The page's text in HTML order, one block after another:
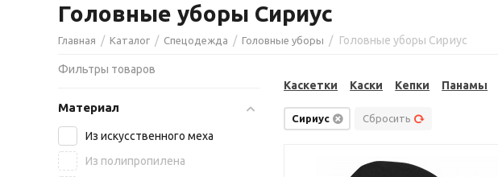
Головные уборы Сириус
Главная / Каталог / Спецодежда / Головные уборы / Головные уборы Сириус
Каскетки Каски Кепки Панамы
Сириус Сбросить
Фильтры товаров
Материал
Из искусственного меха
Из полипропилена